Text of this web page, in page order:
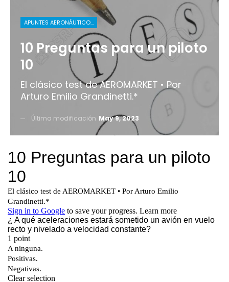
APUNTES AERONÁUTICOS
10 Preguntas para un piloto
10
El clásico test de AEROMARKET • Por
Arturo Emilio Grandinetti.*
Última modificación May 9, 2023